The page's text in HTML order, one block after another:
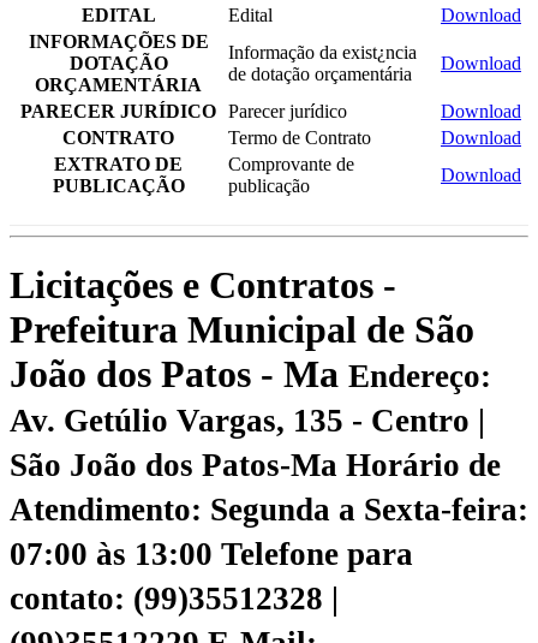
EDITAL
Edital
Download
INFORMAÇÕES DE
DOTAÇÃO
ORÇAMENTÁRIA
Informação da exist¿ncia
de dotação orçamentária
Download
PARECER JURÍDICO Parecer jurídico
Download
CONTRATO
Termo de Contrato
Download
EXTRATO DE
PUBLICAÇÃO
Comprovante de
publicação
Download
Licitações e Contratos -
Prefeitura Municipal de São
João dos Patos - Ma Endereço:
Av. Getúlio Vargas, 135 - Centro |
São João dos Patos-Ma Horário de
Atendimento: Segunda a Sexta-feira:
07:00 às 13:00 Telefone para
contato: (99)35512328 |